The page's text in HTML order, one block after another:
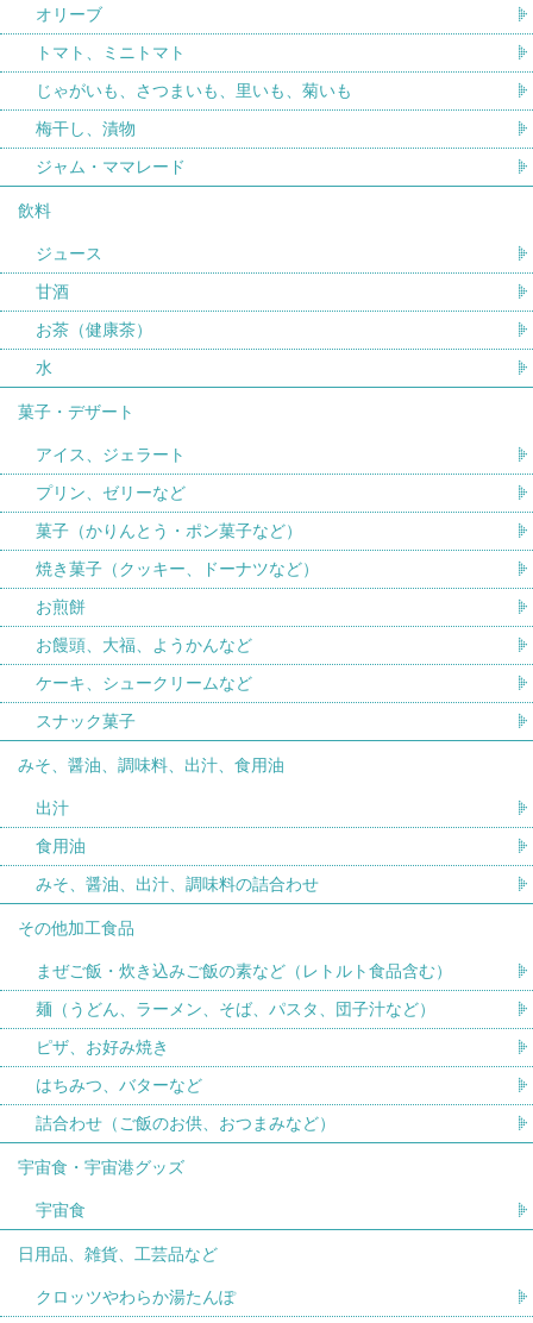
オリーブ
トマト、ミニトマト
じゃがいも、さつまいも、里いも、菊いも
梅干し、漬物
ジャム・ママレード
飲料
ジュース
甘酒
お茶（健康茶）
水
菓子・デザート
アイス、ジェラート
プリン、ゼリーなど
菓子（かりんとう・ポン菓子など）
焼き菓子（クッキー、ドーナツなど）
お煎餅
お饅頭、大福、ようかんなど
ケーキ、シュークリームなど
スナック菓子
みそ、醤油、調味料、出汁、食用油
出汁
食用油
みそ、醤油、出汁、調味料の詰合わせ
その他加工食品
まぜご飯・炊き込みご飯の素など（レトルト食品含む）
麺（うどん、ラーメン、そば、パスタ、団子汁など）
ピザ、お好み焼き
はちみつ、バターなど
詰合わせ（ご飯のお供、おつまみなど）
宇宙食・宇宙港グッズ
宇宙食
日用品、雑貨、工芸品など
クロッツやわらか湯たんぽ